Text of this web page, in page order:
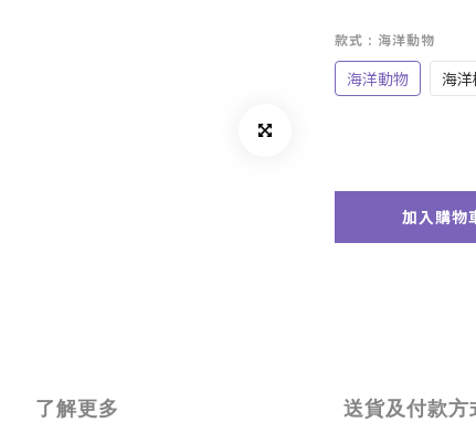
款式 : 海洋動物
海洋動物 海
加入購物
了解更多 送貨及付款方